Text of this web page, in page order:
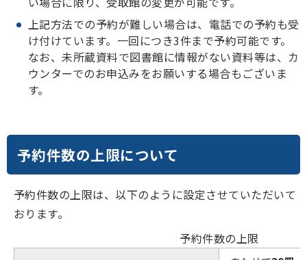
上記方法での予約が難しい場合は、電話での予約も受
け付けています。一回につき3件まで予約可能です。
なお、未所蔵資料で図書館に情報がない資料等は、カ
ウンターでのお申込みをお願いする場合もございま
す。
予約件数の上限について
予約件数の上限は、以下のように設定させていただいて
おります。
予約件数の上限